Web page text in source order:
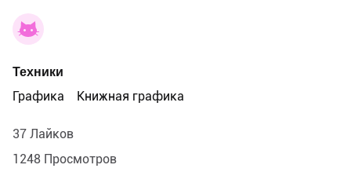
Техники
Графика
Книжная графика
37 Лайков
1248 Просмотров